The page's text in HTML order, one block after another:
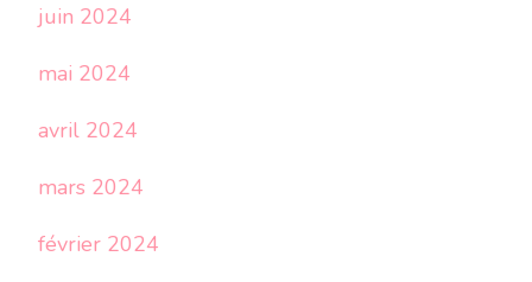
juin 2024
mai 2024
avril 2024
mars 2024
février 2024